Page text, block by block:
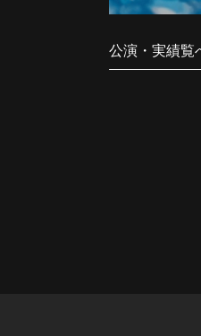
公演・実績覧